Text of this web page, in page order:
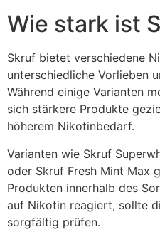
Wie stark ist
Skruf bietet verschiedene
unterschiedliche Vorlieben
Während einige Varianten
sich stärkere Produkte
höherem Nikotinbedarf.
Varianten wie Skruf
oder Skruf Fresh Mint Max
Produkten innerhalb des
auf Nikotin reagiert, sollte
sorgfältig prüfen.